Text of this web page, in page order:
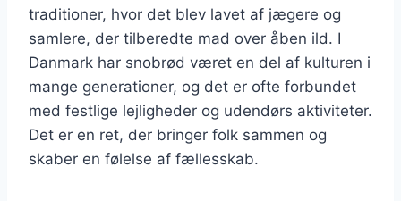
traditioner, hvor det blev lavet af jægere og
samlere, der tilberedte mad over åben ild. I
Danmark har snobrød været en del af kulturen i
mange generationer, og det er ofte forbundet
med festlige lejligheder og udendørs aktiviteter.
Det er en ret, der bringer folk sammen og
skaber en følelse af fællesskab.